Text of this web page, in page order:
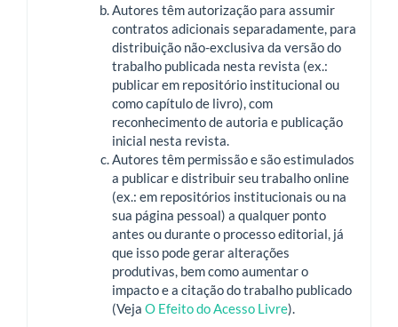
Autores têm autorização para assumir
contratos adicionais separadamente, para
distribuição não-exclusiva da versão do
trabalho publicada nesta revista (ex.:
publicar em repositório institucional ou
como capítulo de livro), com
reconhecimento de autoria e publicação
inicial nesta revista.
Autores têm permissão e são estimulados
a publicar e distribuir seu trabalho online
(ex.: em repositórios institucionais ou na
sua página pessoal) a qualquer ponto
antes ou durante o processo editorial, já
que isso pode gerar alterações
produtivas, bem como aumentar o
impacto e a citação do trabalho publicado
(Veja O Efeito do Acesso Livre).